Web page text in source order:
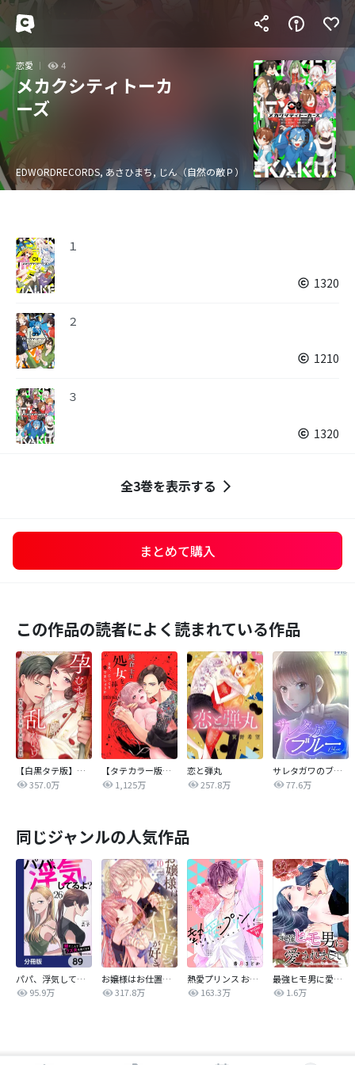
恋愛 4
メカクシティトーカ
ーズ
EDWORDRECORDS, あさひまち, じん（自然の敵Ｐ）
１
1320
２
1210
３
1320
全3巻を表示する
まとめて購入
この作品の読者によく読まれている作品
【白黒タテ版】孕むまで乱れいけ～身代わり花嫁と軍服の猛愛
357.0万
【タテカラー版】漣蒼士に処女を捧ぐ～さあ、じっくり愛でましょうか
1,125万
恋と弾丸
257.8万
サレタガワのブルー【タテヨミ】
77.6万
同じジャンルの人気作品
パパ、浮気してるよ？娘と二人でクズ夫を捨てます【分冊版】
95.9万
お嬢様はお仕置きが好き
317.8万
熱愛プリンス お兄ちゃんはキミが好き
163.3万
最強ヒモ男に愛されまして
1.6万